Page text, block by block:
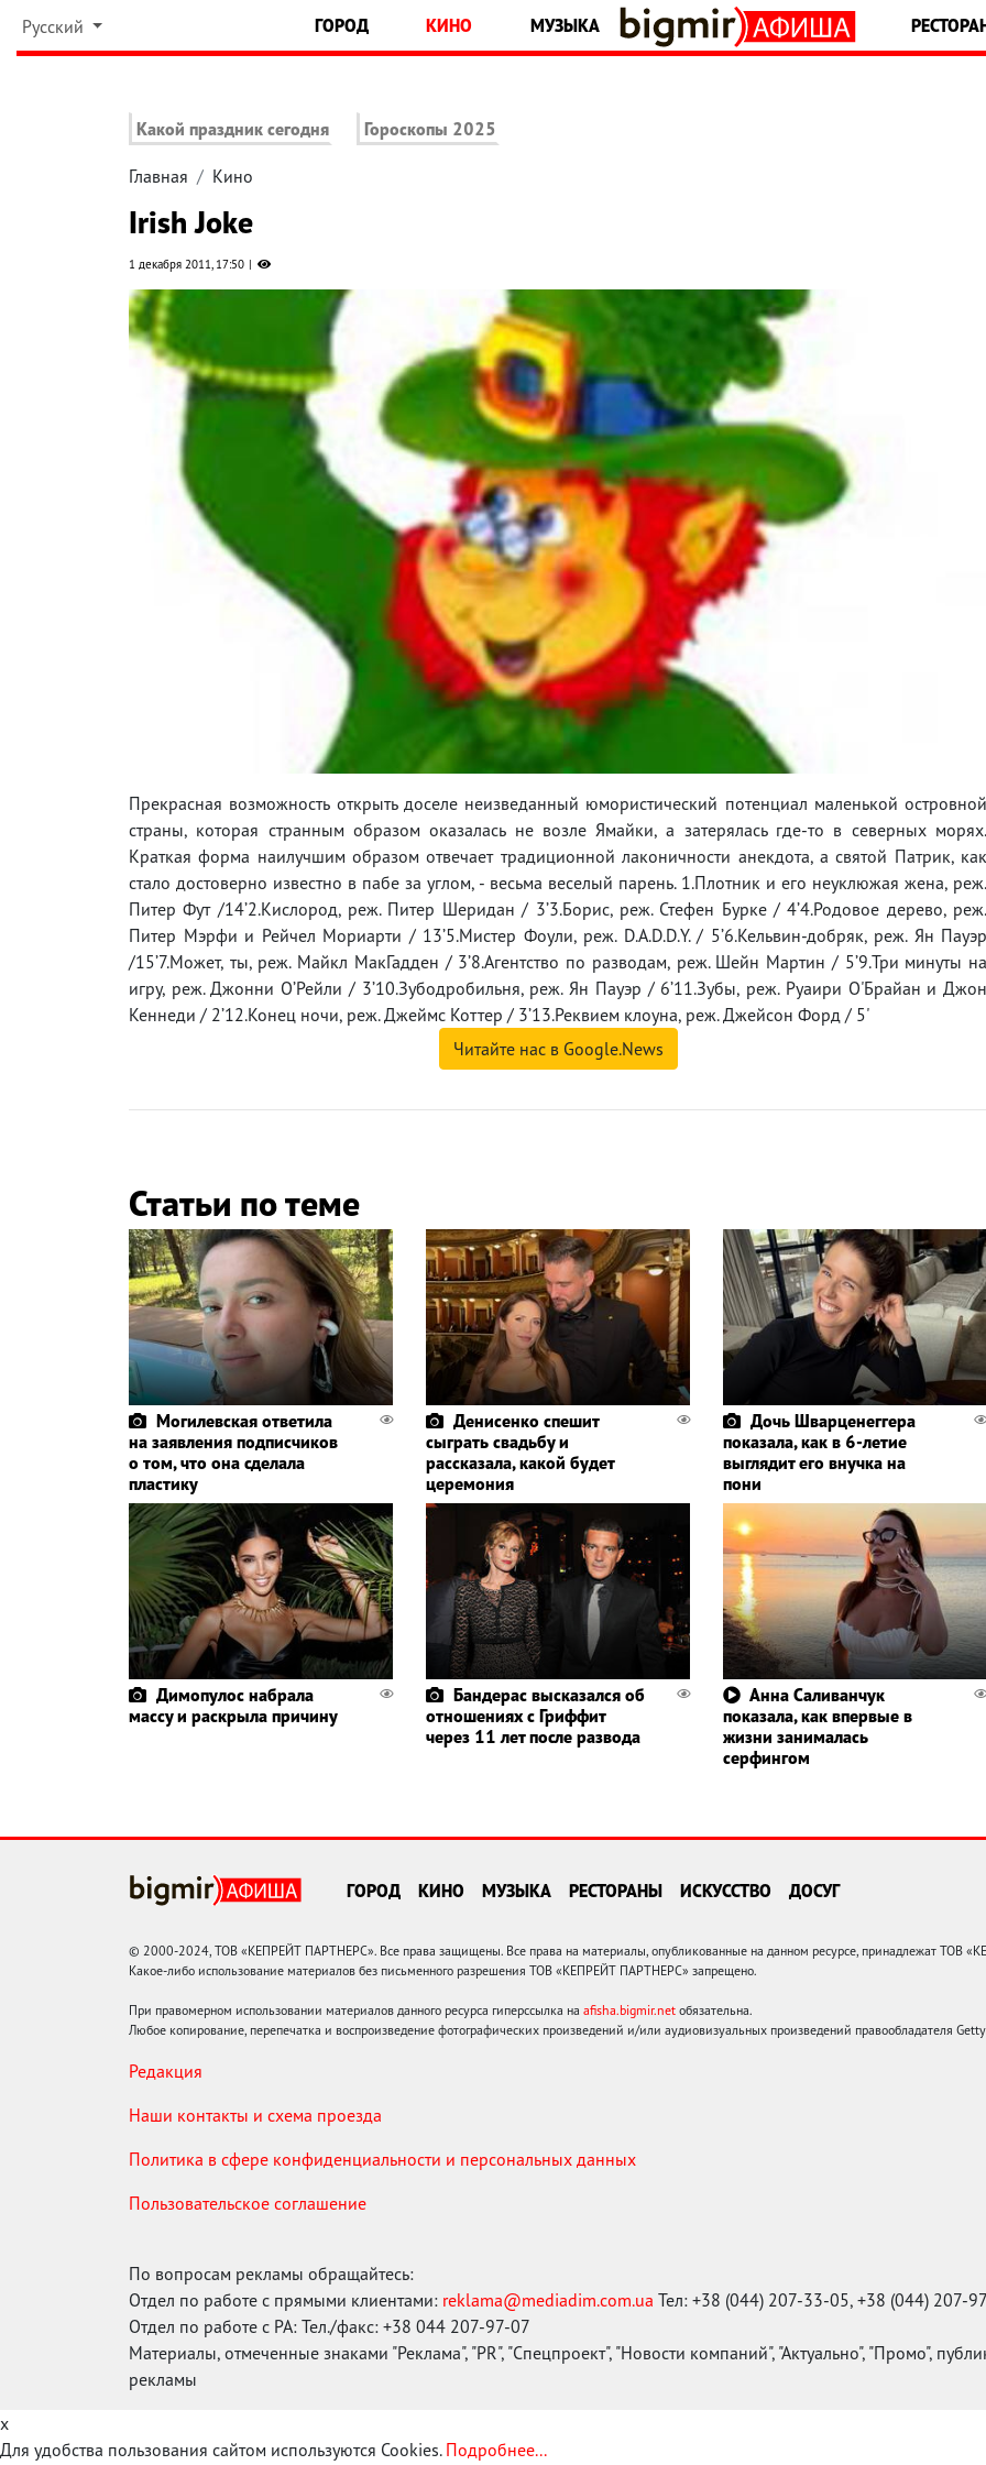
Русский ГОРОД КИНО МУЗЫКА
Какой праздник сегодня Гороскопы 2025
Главная Кино
Irish Joke
1 декабря 2011, 17:50
Прекрасная возможность открыть доселе неизведанный юмористический потенциал маленькой островной
страны, которая странным образом оказалась не возле Ямайки, а затерялась где-то в северных морях.
Краткая форма наилучшим образом отвечает традиционной лаконичности анекдота, а святой Патрик, как
стало достоверно известно в пабе за углом, - весьма веселый парень. 1.Плотник и его неуклюжая жена, реж.
Питер Фут /14’2.Кислород, реж. Питер Шеридан / 3’3.Борис, реж. Стефен Бурке / 4’4.Родовое дерево, реж.
Питер Мэрфи и Рейчел Мориарти / 13’5.Мистер Фоули, реж. D.A.D.D.Y. / 5’6.Кельвин-добряк, реж. Ян Пауэр
/15’7.Может, ты, реж. Майкл МакГадден / 3’8.Агентство по разводам, реж. Шейн Мартин / 5’9.Три минуты на
игру, реж. Джонни О’Рейли / 3’10.Зубодробильня, реж. Ян Пауэр / 6’11.Зубы, реж. Руаири О'Брайан и Джон
Кеннеди / 2’12.Конец ночи, реж. Джеймс Коттер / 3’13.Реквием клоуна, реж. Джейсон Форд / 5'
Читайте нас в Google.News
Статьи по теме
Могилевская ответила
на заявления подписчиков
о том, что она сделала
пластику
Денисенко спешит
сыграть свадьбу и
рассказала, какой будет
церемония
Дочь Шварценеггера
показала, как в 6-летие
выглядит его внучка на
пони
Димопулос набрала
массу и раскрыла причину
Бандерас высказался об
отношениях с Гриффит
через 11 лет после развода
Анна Саливанчук
показала, как впервые в
жизни занималась
серфингом
ГОРОД КИНО МУЗЫКА РЕСТОРАНЫ ИСКУССТВО ДОСУГ
© 2000-2024, ТОВ «КЕПРЕЙТ ПАРТНЕРС». Все права защищены. Все права на материалы, опубликованные на данном ресурсе, принадлежат ТОВ
Какое-либо использование материалов без письменного разрешения ТОВ «КЕПРЕЙТ ПАРТНЕРС» запрещено.
При правомерном использовании материалов данного ресурса гиперссылка на afisha.bigmir.net обязательна.
Любое копирование, перепечатка и воспроизведение фотографических произведений и/или аудиовизуальных произведений правообладателя Getty
Редакция
Наши контакты и схема проезда
Политика в сфере конфиденциальности и персональных данных
Пользовательское соглашение
По вопросам рекламы обращайтесь:
Отдел по работе с прямыми клиентами: reklama@mediadim.com.ua Тел: +38 (044) 207-33-05, +38 (044) 207-
Отдел по работе с РА: Тел./факс: +38 044 207-97-07
Материалы, отмеченные знаками "Реклама", "PR", "Спецпроект", "Новости компаний", "Актуально", "Промо",
рекламы
x
Для удобства пользования сайтом используются Cookies. Подробнее...